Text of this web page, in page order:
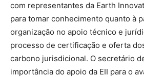
com representantes da Earth
para tomar conhecimento quanto à
organização no apoio técnico e
processo de certificação e oferta
carbono jurisdicional. O secretário
importância do apoio da EII para o